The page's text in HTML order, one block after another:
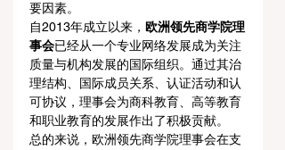
要因素。
自2013年成立以来， 欧洲领先商学院理
事会已经从一个专业网络发展成为关注
质量与机构发展的国际组织。通过其治
理结构、国际成员关系、认证活动和认
可协议，理事会为商科教育、高等教育
和职业教育的发展作出了积极贡献。
总的来说，欧洲领先商学院理事会在支